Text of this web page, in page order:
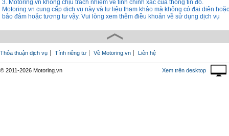
3. Motoring.vn không chịu trách nhiệm về tính chính xác của thông tin đó.
Motoring.vn cung cấp dịch vụ này và tư liệu tham khảo mà không có đại diên hoặc
bảo đảm hoặc tương tư vậy. Vui lòng xem thêm điều khoản về sử dụng dịch vụ
Thỏa thuận dịch vụ Tính riêng tư Về Motoring.vn Liên hệ
© 2011-2026 Motoring.vn Xem trên desktop